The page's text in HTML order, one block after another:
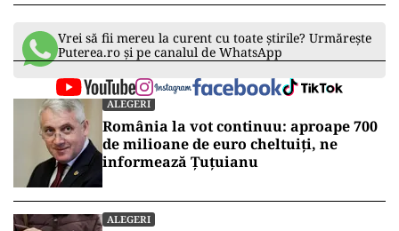
Vrei să fii mereu la curent cu toate știrile? Urmărește
Puterea.ro și pe canalul de WhatsApp
ALEGERI
România la vot continuu: aproape 700
de milioane de euro cheltuiți, ne
informează Țuțuianu
ALEGERI